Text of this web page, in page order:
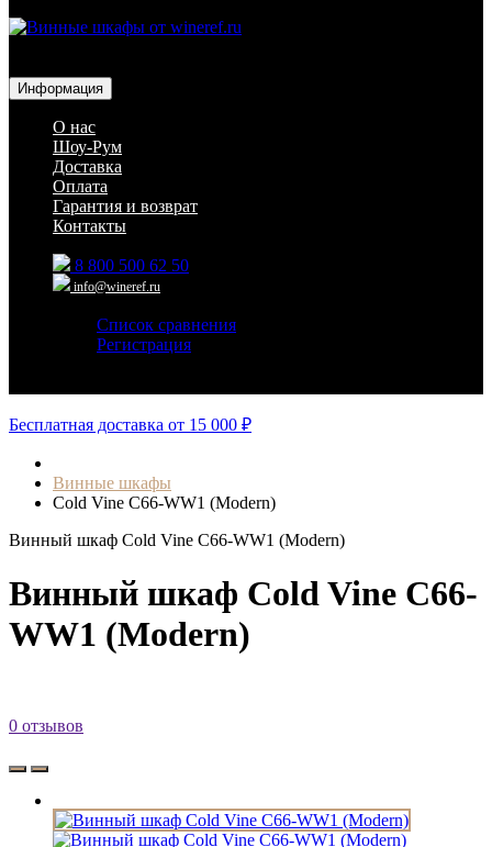
Информация
О нас
Шоу-Рум
Доставка
Оплата
Гарантия и возврат
Контакты
8 800 500 62 50
info@wineref.ru
Список сравнения
Регистрация
Бесплатная доставка от 15 000 ₽
Винные шкафы
Cold Vine C66-WW1 (Modern)
Винный шкаф Cold Vine C66-WW1 (Modern)
Винный шкаф Cold Vine C66-
WW1 (Modern)
0 отзывов